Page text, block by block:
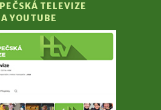
TELEVIZE
YOUTUBE